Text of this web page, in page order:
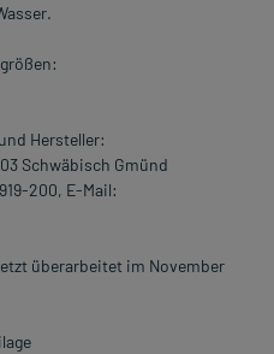
Hersteller:
Schwäbisch Gmünd
200, E-Mail:
überarbeitet im November